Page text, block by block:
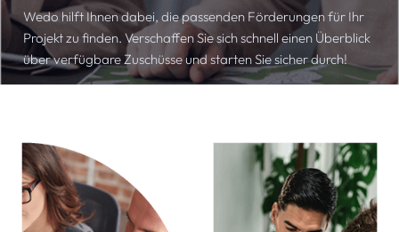
Wedo hilft Ihnen dabei, die passenden Förderungen für Ihr
Projekt zu finden. Verschaffen Sie sich schnell einen Überblick
über verfügbare Zuschüsse und starten Sie sicher durch!